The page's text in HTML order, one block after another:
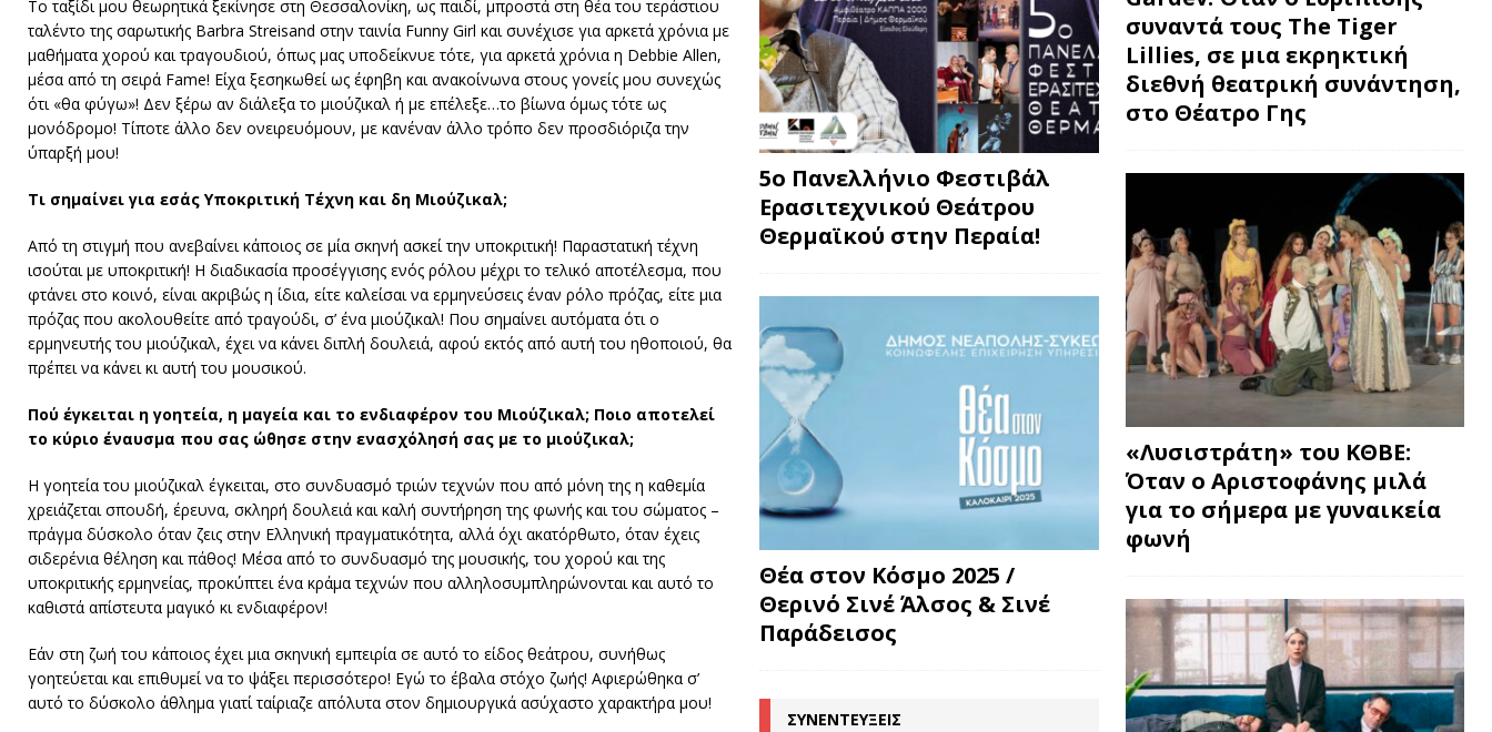
Το ταξίδι μου θεωρητικά ξεκίνησε στη Θεσσαλονίκη, ως παιδί, μπροστά στη θέα του τεράστιου
ταλέντο της σαρωτικής Barbra Streisand στην ταινία Funny Girl και συνέχισε για αρκετά χρόνια με
μαθήματα χορού και τραγουδιού, όπως μας υποδείκνυε τότε, για αρκετά χρόνια η Debbie Allen,
μέσα από τη σειρά Fame! Είχα ξεσηκωθεί ως έφηβη και ανακοίνωνα στους γονείς μου συνεχώς
ότι «θα φύγω»! Δεν ξέρω αν διάλεξα το μιούζικαλ ή με επέλεξε…το βίωνα όμως τότε ως
μονόδρομο! Τίποτε άλλο δεν ονειρευόμουν, με κανέναν άλλο τρόπο δεν προσδιόριζα την
ύπαρξή μου!
Τι σημαίνει για εσάς Υποκριτική Τέχνη και δη Μιούζικαλ;
Από τη στιγμή που ανεβαίνει κάποιος σε μία σκηνή ασκεί την υποκριτική! Παραστατική τέχνη
ισούται με υποκριτική! Η διαδικασία προσέγγισης ενός ρόλου μέχρι το τελικό αποτέλεσμα, που
φτάνει στο κοινό, είναι ακριβώς η ίδια, είτε καλείσαι να ερμηνεύσεις έναν ρόλο πρόζας, είτε μια
πρόζας που ακολουθείτε από τραγούδι, σ’ ένα μιούζικαλ! Που σημαίνει αυτόματα ότι ο
ερμηνευτής του μιούζικαλ, έχει να κάνει διπλή δουλειά, αφού εκτός από αυτή του ηθοποιού, θα
πρέπει να κάνει κι αυτή του μουσικού.
Πού έγκειται η γοητεία, η μαγεία και το ενδιαφέρον του Μιούζικαλ; Ποιο αποτελεί
το κύριο έναυσμα που σας ώθησε στην ενασχόλησή σας με το μιούζικαλ;
Η γοητεία του μιούζικαλ έγκειται, στο συνδυασμό τριών τεχνών που από μόνη της η καθεμία
χρειάζεται σπουδή, έρευνα, σκληρή δουλειά και καλή συντήρηση της φωνής και του σώματος –
πράγμα δύσκολο όταν ζεις στην Ελληνική πραγματικότητα, αλλά όχι ακατόρθωτο, όταν έχεις
σιδερένια θέληση και πάθος! Μέσα από το συνδυασμό της μουσικής, του χορού και της
υποκριτικής ερμηνείας, προκύπτει ένα κράμα τεχνών που αλληλοσυμπληρώνονται και αυτό το
καθιστά απίστευτα μαγικό κι ενδιαφέρον!
Εάν στη ζωή του κάποιος έχει μια σκηνική εμπειρία σε αυτό το είδος θεάτρου, συνήθως
γοητεύεται και επιθυμεί να το ψάξει περισσότερο! Εγώ το έβαλα στόχο ζωής! Αφιερώθηκα σ’
αυτό το δύσκολο άθλημα γιατί ταίριαζε απόλυτα στον δημιουργικά ασύχαστο χαρακτήρα μου!
5ο Πανελλήνιο Φεστιβάλ
Ερασιτεχνικού Θεάτρου
Θερμαϊκού στην Περαία!
Θέα στον Κόσμο 2025 /
Θερινό Σινέ Άλσος & Σινέ
Παράδεισος
ΣΥΝΕΝΤΕΥΞΕΙΣ
συναντά τους The Tiger
Lillies, σε μια εκρηκτική
διεθνή θεατρική συνάντηση,
στο Θέατρο Γης
«Λυσιστράτη» του ΚΘΒΕ:
Όταν ο Αριστοφάνης μιλά
για το σήμερα με γυναικεία
φωνή